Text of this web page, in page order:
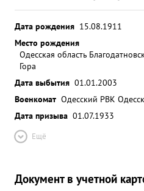
Дата рождения 15.08.1911
Место рождения
Одесская область
Гора
Дата выбытия 01.01.2003
Военкомат Одесский РВК
Дата призыва 01.07.1933
Ещё
Документ в учетной